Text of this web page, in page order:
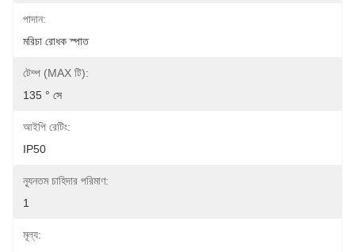
পাদান:
মরিচা রোধক স্পাত
টেম্প (MAX টি):
135 ° সে
আইপি রেটিং:
IP50
ন্যূনতম চাহিদার পরিমাণ:
1
মূল্য: